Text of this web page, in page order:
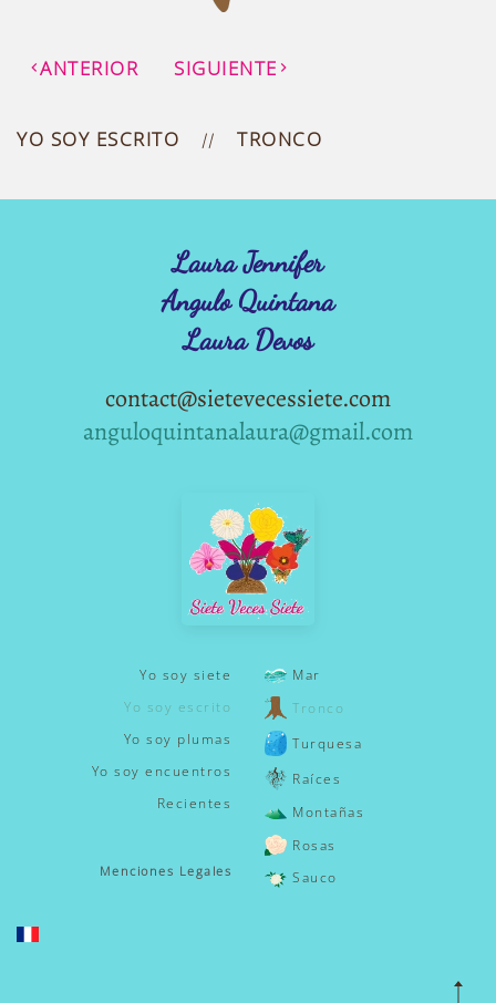
ANTERIOR SIGUIENTE
YO SOY ESCRITO TRONCO
Laura Jennifer
Angulo Quintana
Laura Devos
contact@sietevecessiete.com
anguloquintanalaura@gmail.com
Yo soy siete
Yo soy escrito
Yo soy plumas
Yo soy encuentros
Recientes
Menciones Legales
Mar
Tronco
Turquesa
Raíces
Montañas
Rosas
Sauco